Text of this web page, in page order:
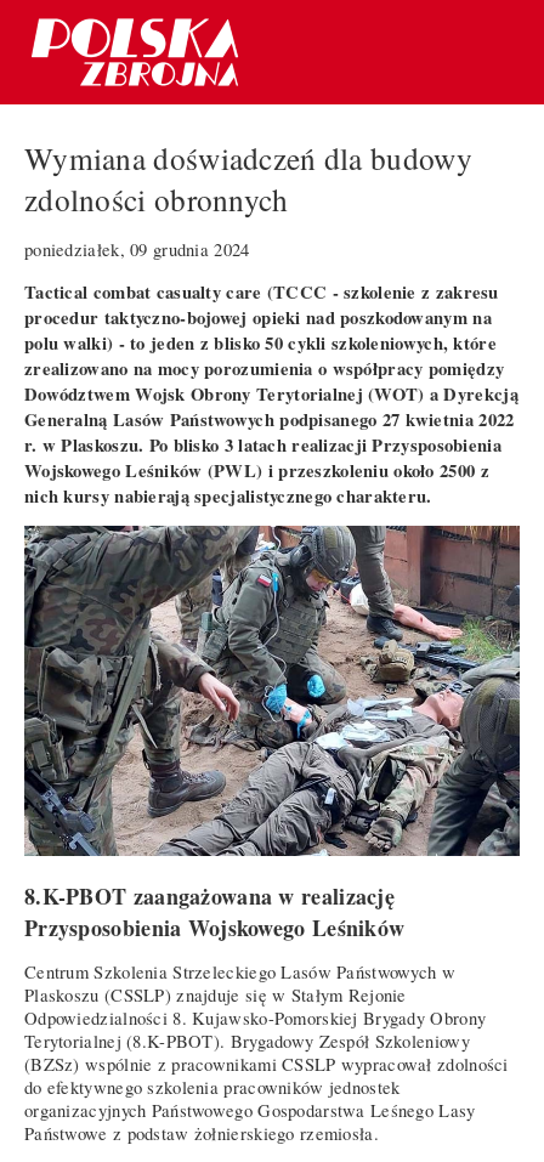
Wymiana doświadczeń dla budowy
zdolności obronnych
poniedziałek, 09 grudnia 2024
Tactical combat casualty care (TCCC - szkolenie z zakresu
procedur taktyczno-bojowej opieki nad poszkodowanym na
polu walki) - to jeden z blisko 50 cykli szkoleniowych, które
zrealizowano na mocy porozumienia o współpracy pomiędzy
Dowództwem Wojsk Obrony Terytorialnej (WOT) a Dyrekcją
Generalną Lasów Państwowych podpisanego 27 kwietnia 2022
r. w Plaskoszu. Po blisko 3 latach realizacji Przysposobienia
Wojskowego Leśników (PWL) i przeszkoleniu około 2500 z
nich kursy nabierają specjalistycznego charakteru.
8.K-PBOT zaangażowana w realizację
Przysposobienia Wojskowego Leśników
Centrum Szkolenia Strzeleckiego Lasów Państwowych w
Plaskoszu (CSSLP) znajduje się w Stałym Rejonie
Odpowiedzialności 8. Kujawsko-Pomorskiej Brygady Obrony
Terytorialnej (8.K-PBOT). Brygadowy Zespół Szkoleniowy
(BZSz) wspólnie z pracownikami CSSLP wypracował zdolności
do efektywnego szkolenia pracowników jednostek
organizacyjnych Państwowego Gospodarstwa Leśnego Lasy
Państwowe z podstaw żołnierskiego rzemiosła.